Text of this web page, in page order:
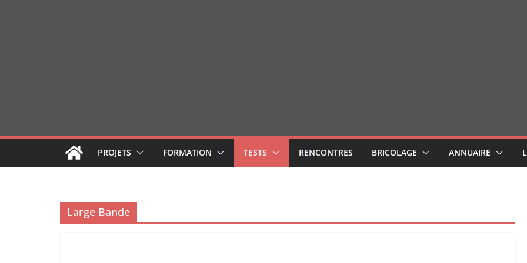
PROJETS FORMATION TESTS RENCONTRES BRICOLAGE ANNUAIRE
Large Bande